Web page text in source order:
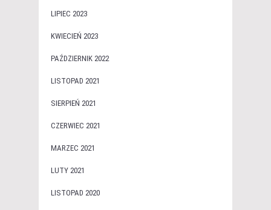
LIPIEC 2023
KWIECIEŃ 2023
PAŹDZIERNIK 2022
LISTOPAD 2021
SIERPIEŃ 2021
CZERWIEC 2021
MARZEC 2021
LUTY 2021
LISTOPAD 2020